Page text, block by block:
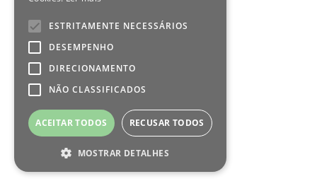
ESTRITAMENTE NECESSÁRIOS
DESEMPENHO
DIRECIONAMENTO
NÃO CLASSIFICADOS
ACEITAR TODOS RECUSAR TODOS
MOSTRAR DETALHES